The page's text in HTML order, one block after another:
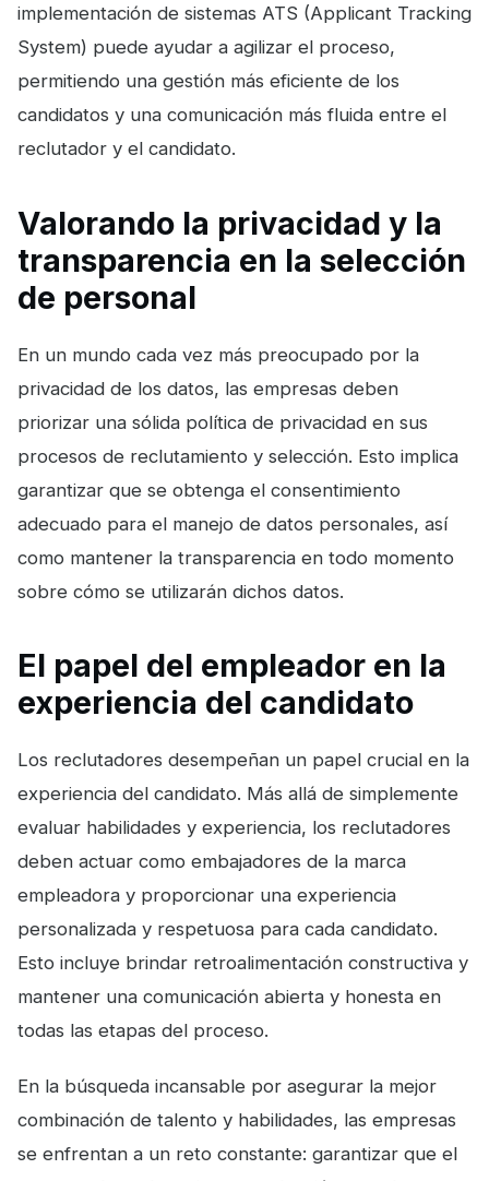
implementación de sistemas ATS (Applicant Tracking
System) puede ayudar a agilizar el proceso,
permitiendo una gestión más eficiente de los
candidatos y una comunicación más fluida entre el
reclutador y el candidato.
Valorando la privacidad y la
transparencia en la selección
de personal
En un mundo cada vez más preocupado por la
privacidad de los datos, las empresas deben
priorizar una sólida política de privacidad en sus
procesos de reclutamiento y selección. Esto implica
garantizar que se obtenga el consentimiento
adecuado para el manejo de datos personales, así
como mantener la transparencia en todo momento
sobre cómo se utilizarán dichos datos.
El papel del empleador en la
experiencia del candidato
Los reclutadores desempeñan un papel crucial en la
experiencia del candidato. Más allá de simplemente
evaluar habilidades y experiencia, los reclutadores
deben actuar como embajadores de la marca
empleadora y proporcionar una experiencia
personalizada y respetuosa para cada candidato.
Esto incluye brindar retroalimentación constructiva y
mantener una comunicación abierta y honesta en
todas las etapas del proceso.
En la búsqueda incansable por asegurar la mejor
combinación de talento y habilidades, las empresas
se enfrentan a un reto constante: garantizar que el